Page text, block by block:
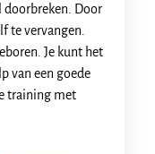
doorbreken. Door
te vervangen.
Je kunt het
van een goede
training met